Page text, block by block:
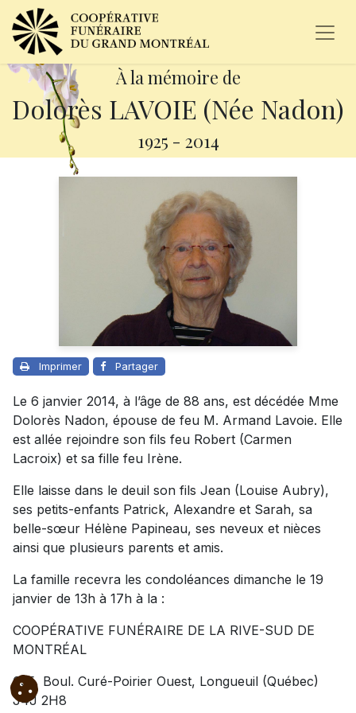
À la mémoire de
Dolorès LAVOIE (Née Nadon)
1925 - 2014
Imprimer Partager
Le 6 janvier 2014, à l’âge de 88 ans, est décédée Mme
Dolorès Nadon, épouse de feu M. Armand Lavoie. Elle
est allée rejoindre son fils feu Robert (Carmen
Lacroix) et sa fille feu Irène.
Elle laisse dans le deuil son fils Jean (Louise Aubry),
ses petits-enfants Patrick, Alexandre et Sarah, sa
belle-sœur Hélène Papineau, ses neveux et nièces
ainsi que plusieurs parents et amis.
La famille recevra les condoléances dimanche le 19
janvier de 13h à 17h à la :
COOPÉRATIVE FUNÉRAIRE DE LA RIVE-SUD DE
MONTRÉAL
635, Boul. Curé-Poirier Ouest, Longueuil (Québec)
J4J 2H8